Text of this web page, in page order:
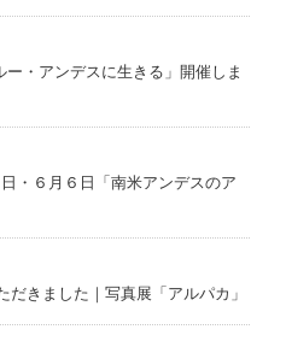
・アンデスに生きる」開催しま
・６月６日「南米アンデスのア
だきました｜写真展「アルパカ」